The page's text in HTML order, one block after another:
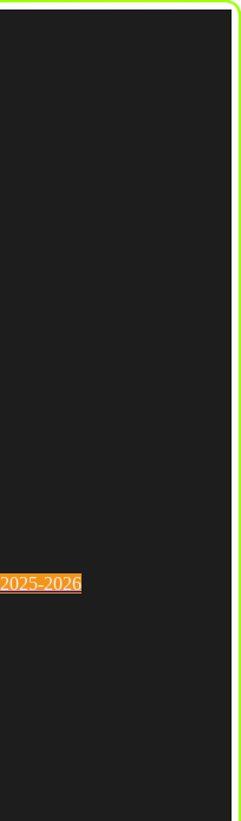
2025-2026